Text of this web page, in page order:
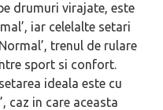
drumuri virajate, este
iar celelalte setari
trenul de rulare
sport si confort.
ideala este cu
caz in care aceasta